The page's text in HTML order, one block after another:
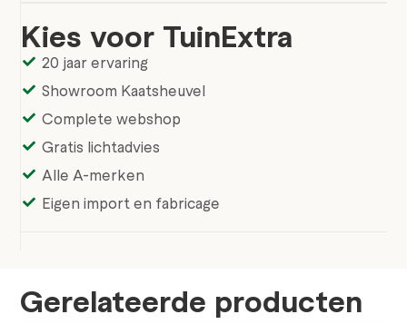
Kies voor TuinExtra
20 jaar ervaring
Showroom Kaatsheuvel
Complete webshop
Gratis lichtadvies
Alle A-merken
Eigen import en fabricage
Gerelateerde producten